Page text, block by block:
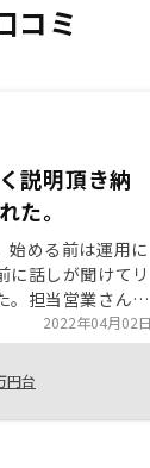
コミ
説明頂き納
た。
始める前は運用に
に話しが聞けてリ
。担当営業さんに
為、月内で始める
要な税金や減価
教えて頂ければ更
と思う。
2022年04月02日
円台